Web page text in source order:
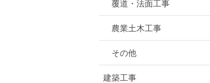
覆道・法面工事
農業土木工事
その他
建築工事